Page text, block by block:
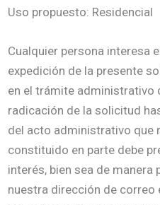
Uso propuesto: Residencial
Cualquier persona interesa
expedición de la presente
en el trámite administrativo
radicación de la solicitud
del acto administrativo que
constituido en parte debe
interés, bien sea de manera
nuestra dirección de